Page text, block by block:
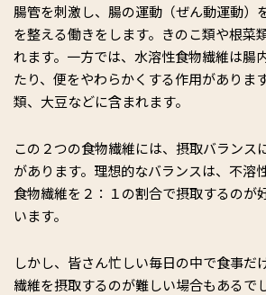
腸管を刺激し、腸の運動（ぜん動運動）
を整える働きをします。きのこ類や根菜
れます。一方では、水溶性食物繊維は腸
たり、便をやわらかくする作用がありま
類、大豆などに含まれます。
この２つの食物繊維には、摂取バランス
があります。理想的なバランスは、不溶
食物繊維を２：１の割合で摂取するのが
います。
しかし、皆さん忙しい毎日の中で食事だ
繊維を摂取するのが難しい場合もあるで